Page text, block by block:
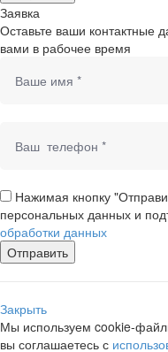
Заявка
Оставьте ваши контактные
вами в рабочее время
Нажимая кнопку
персональных данных и
обработки данных
Закрыть
Мы используем cookie-
вы соглашаетесь с